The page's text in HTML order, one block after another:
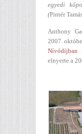
egyedi
(Pintér
Anthony
2007.
Nívódíjban
elnyerte a